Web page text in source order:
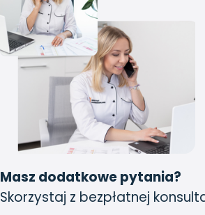
Masz dodatkowe pytania?
Skorzystaj z bezpłatnej